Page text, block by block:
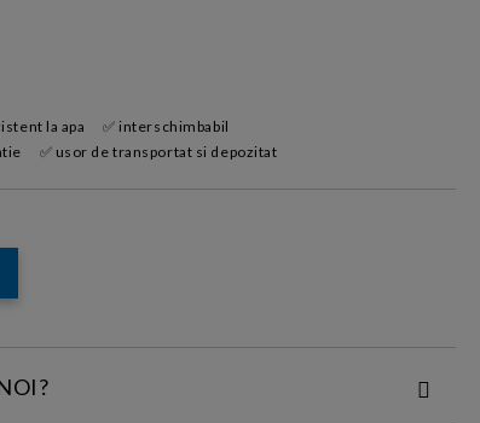
la apa
✅ interschimbabil
✅ usor de transportat si depozitat